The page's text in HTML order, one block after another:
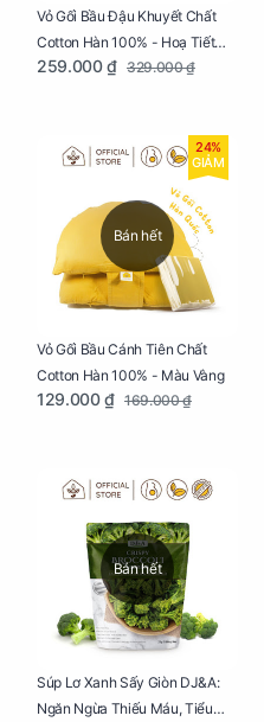
Vỏ Gối Bầu Đậu Khuyết Chất
Cotton Hàn 100% - Hoạ Tiết
Thông Lạnh
259.000 ₫ 329.000 ₫
Bán hết
24%
GIẢM
Vỏ Gối Bầu Cánh Tiên Chất
Cotton Hàn 100% - Màu Vàng
129.000 ₫ 169.000 ₫
Bán hết
Súp Lơ Xanh Sấy Giòn DJ&A:
Ngăn Ngừa Thiếu Máu, Tiểu